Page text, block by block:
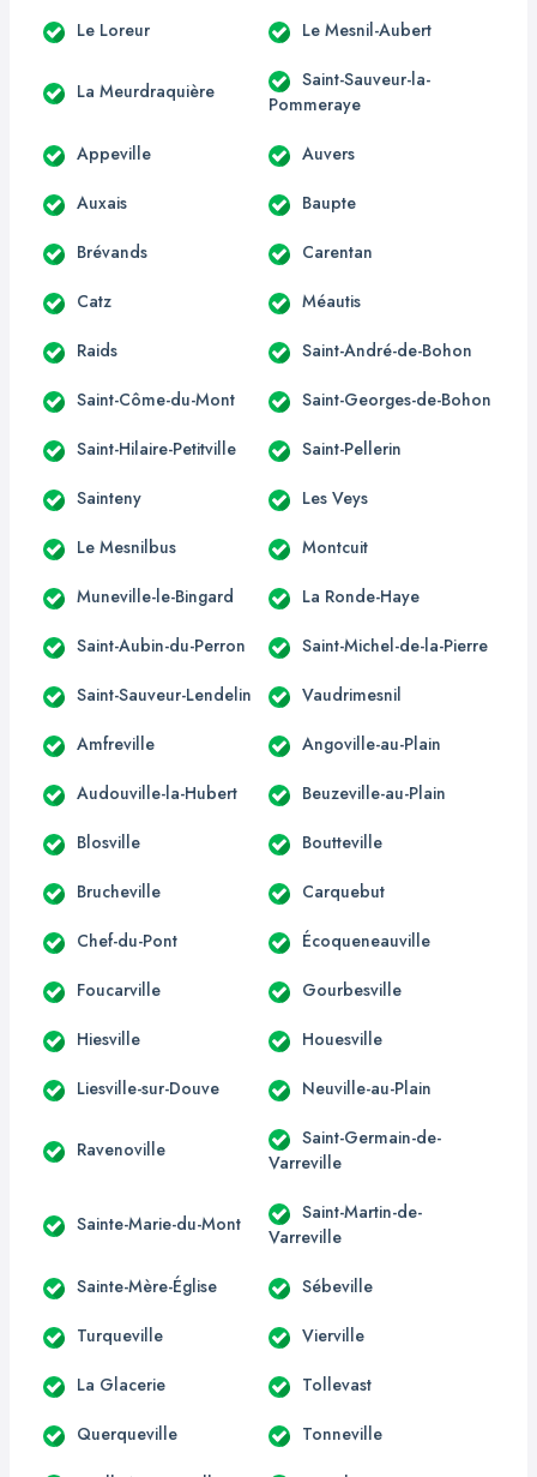
Le Loreur Le Mesnil-Aubert
La Meurdraquière
Saint-Sauveur-la-
Pommeraye
Appeville Auvers
Auxais Baupte
Brévands Carentan
Catz Méautis
Raids Saint-André-de-Bohon
Saint-Côme-du-Mont Saint-Georges-de-Bohon
Saint-Hilaire-Petitville Saint-Pellerin
Sainteny Les Veys
Le Mesnilbus Montcuit
Muneville-le-Bingard La Ronde-Haye
Saint-Aubin-du-Perron Saint-Michel-de-la-Pierre
Saint-Sauveur-Lendelin Vaudrimesnil
Amfreville Angoville-au-Plain
Audouville-la-Hubert Beuzeville-au-Plain
Blosville Boutteville
Brucheville Carquebut
Chef-du-Pont Écoqueneauville
Foucarville Gourbesville
Hiesville Houesville
Liesville-sur-Douve Neuville-au-Plain
Ravenoville
Saint-Germain-de-
Varreville
Sainte-Marie-du-Mont
Saint-Martin-de-
Varreville
Sainte-Mère-Église Sébeville
Turqueville Vierville
La Glacerie Tollevast
Querqueville Tonneville